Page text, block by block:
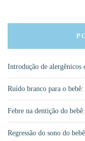
Introdução de
Ruído branco para o
Febre na dentição do
Regressão do sono do